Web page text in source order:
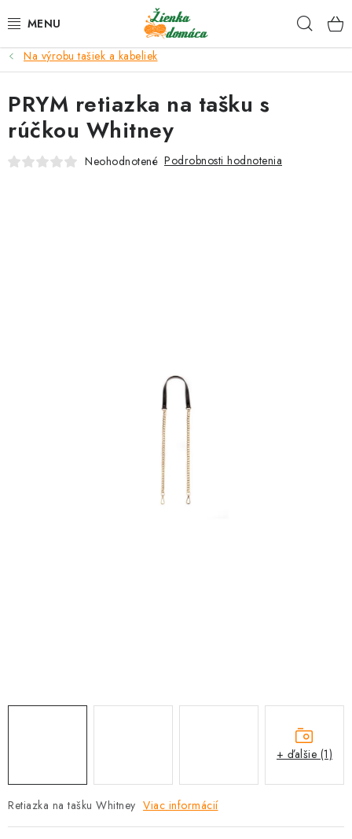
na
NOVINKY*
KLBKÁ
Na výrobu tašiek a kabeliek
Retiazka na tašku Whitney Viac informácií
PRYM retiazka na tašku s
rúčkou Whitney
Neohodnotené Podrobnosti hodnotenia
+ ďalšie (1)